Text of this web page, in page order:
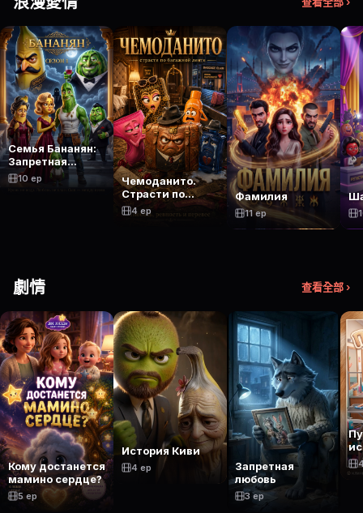
Семья Бананян:
Запретная
Любовь
10 ep
Чемоданито.
Страсти по
багажной ленте.
4 ep
Фамилия
11 ep
劇情 查看全部 ›
Кому достанется
мамино сердце?
5 ep
История Киви
4 ep
Запретная
любовь
3 ep